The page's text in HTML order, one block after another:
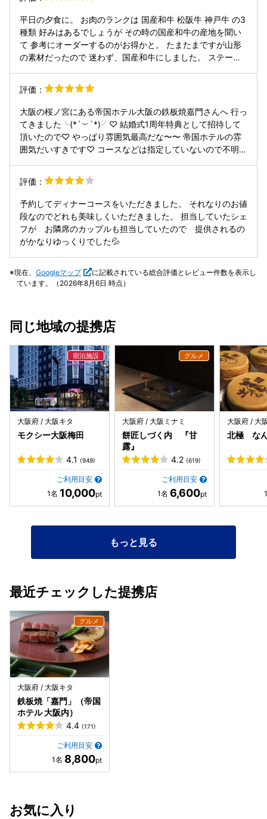
と、脂多いので。と説明されていました。 そっかぁと勉強に
なりましたが。。 私はすでにレアでした(･_･; ●焼き野菜 も
やし、ニラ ●ご飯、味噌椀、香の物 赤出汁香り良く煮詰め
ず美味しかったです 別席に移動し ●デザート バニラアイス
●コーヒーまたは紅茶 ホットのミルクティー 流石に、帝国
ホテルの鉄板焼、接客も素晴らしく 気分優雅にゆったりとい
平日の夕食に。 お肉のランクは 国産和牛 松阪牛 神戸牛 の3
種類 好みはあるでしょうが その時の国産和牛の産地を聞い
て 参考にオーダーするのがお得かと。 たまたまですが山形
の素材だったので 迷わず、国産和牛にしました。 ステーキ
しめるのも 嬉しいレストランです！ グラスワインも種類は
少ないですが 美味しいセレクトです！ 価格については 決し
てお安くはございませんが 十分なコストパフォーマンスで
VALUEかと思います。 また行きます！
評価：
大阪の桜ノ宮にある帝国ホテル大阪の鉄板焼嘉門さんへ 行っ
てきました╰(*´︶`*)╯♡ 結婚式1周年特典として招待して
頂いたので♡ やっぱり雰囲気最高だな〜〜 帝国ホテルの雰
囲気だいすきです♡ コースなどは指定していないので不明で
いています。 全部最高に美味しかったです♡♡ ご飯ものは1
人1700円プラスするとガーリックライスに 変更できまし
た！ 鉄板焼きといえばガーリックライスですね( ^ω^ ) ガー
リックチップが大好きと話していると シェフが別皿に多めに
焼いてくれました(〃ω〃) デートにおすすめのお店♡ ご馳走
様でした╰(*´︶`*)╯♡
評価：
予約してディナーコースをいただきました。 それなりのお値
段なのでどれも美味しくいただきました。 担当していたシェ
フが お隣席のカップルも担当していたので 提供されるの
がかなりゆっくりでした💦
現在、 Googleマップ
に記載されている総合評価とレビュー件数を表示し
ています。（2026年8月6日 時点）
同じ地域の提携店
大阪府 / 大阪キタ
モクシー大阪梅田
4.1 (949)
ご利用目安
10,000
大阪府 / 大阪ミナミ
餅匠しづく内 『甘
露』
4.2 (619)
ご利用目安
6,600
大阪府 / 大
北極 な
もっと見る
最近チェックした提携店
大阪府 / 大阪キタ
鉄板焼「嘉門」（帝国
ホテル 大阪内）
4.4 (171)
ご利用目安
8,800
お気に入り